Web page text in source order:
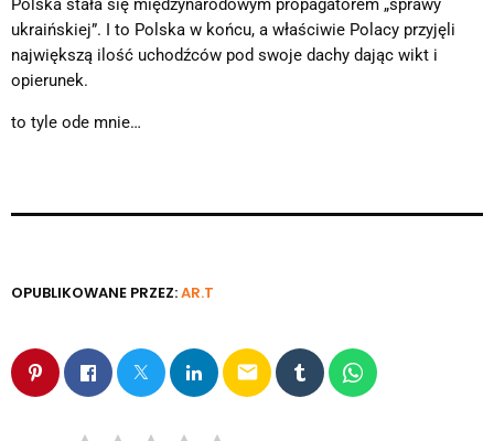
Polska stała się międzynarodowym propagatorem „sprawy
ukraińskiej”. I to Polska w końcu, a właściwie Polacy przyjęli
największą ilość uchodźców pod swoje dachy dając wikt i
opierunek.
to tyle ode mnie…
OPUBLIKOWANE PRZEZ:AR.T
email